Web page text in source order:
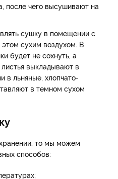
после чего высушивают на
сушку в помещении с
сухим воздухом. В
будет не сохнуть, а
листья выкладывают в
в льняные, хлопчато-
в темном сухом
то мы можем
способов: